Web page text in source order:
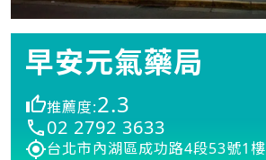
早安元氣藥局
推薦度:2.3
02 2792 3633
台北市內湖區成功路4段53號1樓